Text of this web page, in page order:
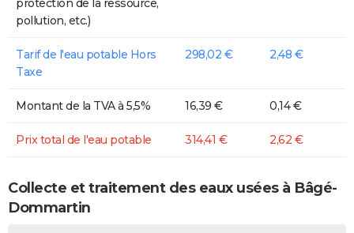
protection de la ressource,
pollution, etc.)
Tarif de l'eau potable Hors
Taxe
298,02 € 2,48 €
Montant de la TVA à 5,5% 16,39 € 0,14 €
Prix total de l'eau potable 314,41 € 2,62 €
Collecte et traitement des eaux usées à Bâgé-
Dommartin